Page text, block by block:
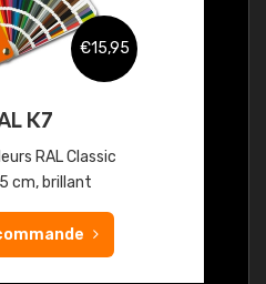
€15,95
K7
RAL Classic
cm, brillant